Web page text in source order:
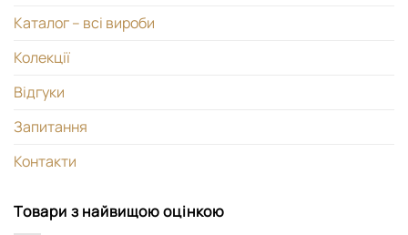
Каталог – всі вироби
Колекції
Відгуки
Запитання
Контакти
Товари з найвищою оцінкою